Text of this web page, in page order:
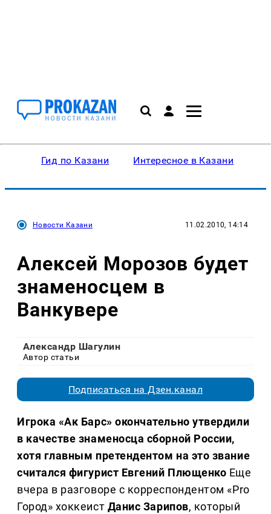
Гид по Казани Интересное в Казани
Новости Казани 11.02.2010, 14:14
Алексей Морозов будет
знаменосцем в
Ванкувере
Александр Шагулин
Автор статьи
Подписаться на Дзен.канал
Игрока «Ак Барс» окончательно утвердили
в качестве знаменосца сборной России,
хотя главным претендентом на это звание
считался фигурист Евгений Плющенко Еще
вчера в разговоре с корреспондентом «Pro
Город» хоккеист Данис Зарипов, который